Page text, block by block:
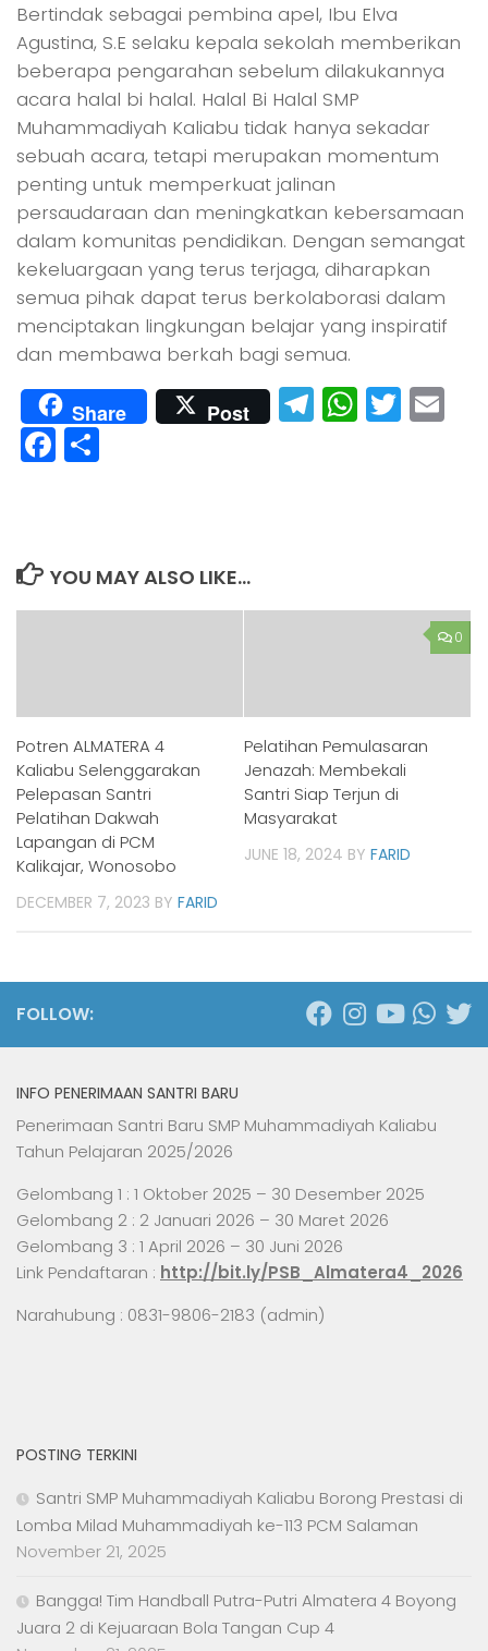
Bertindak sebagai pembina apel, Ibu Elva
Agustina, S.E selaku kepala sekolah memberikan
beberapa pengarahan sebelum dilakukannya
acara halal bi halal. Halal Bi Halal SMP
Muhammadiyah Kaliabu tidak hanya sekadar
sebuah acara, tetapi merupakan momentum
penting untuk memperkuat jalinan
persaudaraan dan meningkatkan kebersamaan
dalam komunitas pendidikan. Dengan semangat
kekeluargaan yang terus terjaga, diharapkan
semua pihak dapat terus berkolaborasi dalam
menciptakan lingkungan belajar yang inspiratif
dan membawa berkah bagi semua.
Share Post Telegram
Facebook
YOU MAY ALSO LIKE...
Potren ALMATERA 4
Kaliabu Selenggarakan
Pelepasan Santri
Pelatihan Dakwah
Lapangan di PCM
Kalikajar, Wonosobo
DECEMBER 7, 2023 BY FARID
0
Pelatihan Pemulasaran
Jenazah: Membekali
Santri Siap Terjun di
Masyarakat
JUNE 18, 2024 BY FARID
FOLLOW:
INFO PENERIMAAN SANTRI BARU
Penerimaan Santri Baru SMP Muhammadiyah Kaliabu
Tahun Pelajaran 2025/2026
Gelombang 1 : 1 Oktober 2025 – 30 Desember 2025
Gelombang 2 : 2 Januari 2026 – 30 Maret 2026
Gelombang 3 : 1 April 2026 – 30 Juni 2026
Link Pendaftaran : http://bit.ly/PSB_Almatera4_2026
Narahubung : 0831-9806-2183 (admin)
POSTING TERKINI
Santri SMP Muhammadiyah Kaliabu Borong Prestasi di
Lomba Milad Muhammadiyah ke-113 PCM Salaman
November 21, 2025
Bangga! Tim Handball Putra-Putri Almatera 4 Boyong
Juara 2 di Kejuaraan Bola Tangan Cup 4